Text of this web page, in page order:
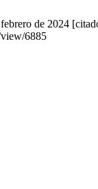
de 2024
view/6885